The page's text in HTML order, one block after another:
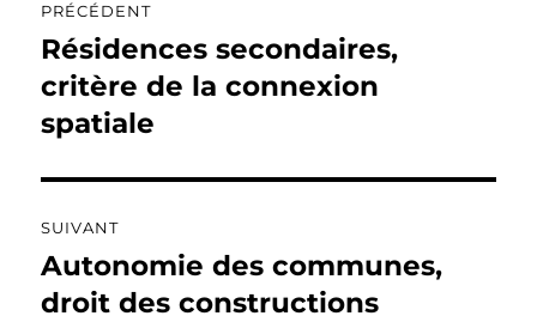
de
l’article
PRÉCÉDENT
Publication
précédente :
Résidences secondaires,
critère de la connexion
spatiale
SUIVANT
Publication
suivante :
Autonomie des communes,
droit des constructions